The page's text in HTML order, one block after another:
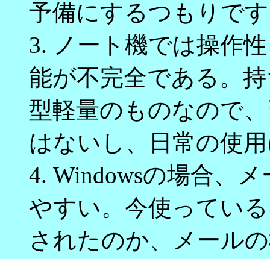
予備にするつもりです
3. ノート機では操作
能が不完全である。
型軽量のものなので
はないし、日常の使
4. Windowsの場合、
やすい。今使ってい
されたのか、メール